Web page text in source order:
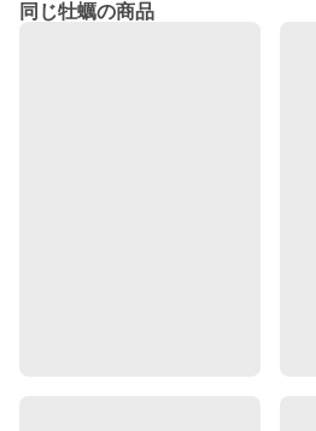
同じ牡蠣の商品